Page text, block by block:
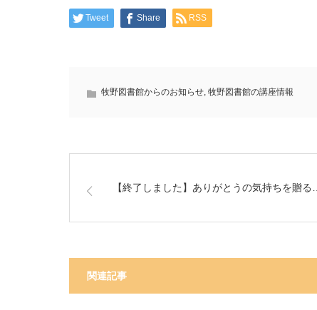
Tweet Share RSS
牧野図書館からのお知らせ, 牧野図書館の講座情報
【終了しました】ありがとうの気持ちを贈る…
関連記事